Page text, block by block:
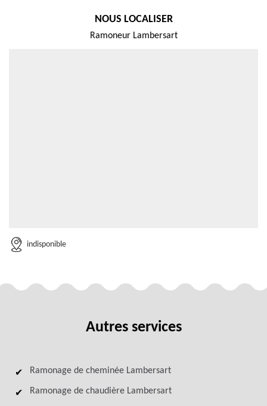
NOUS LOCALISER
Ramoneur Lambersart
indisponible
Autres services
Ramonage de cheminée Lambersart
Ramonage de chaudière Lambersart